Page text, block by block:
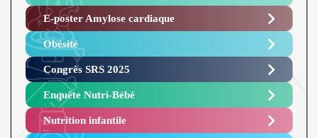
E-poster Amylose cardiaque ​
Obésité ​
Congrès SRS 2025 ​
Enquête Nutri-Bébé ​
Nutrition infantile